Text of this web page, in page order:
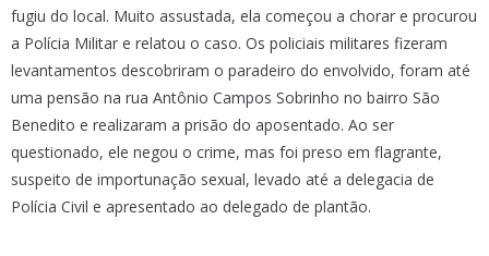
fugiu do local. Muito assustada, ela começou a chorar e procurou
a Polícia Militar e relatou o caso. Os policiais militares fizeram
levantamentos descobriram o paradeiro do envolvido, foram até
uma pensão na rua Antônio Campos Sobrinho no bairro São
Benedito e realizaram a prisão do aposentado. Ao ser
questionado, ele negou o crime, mas foi preso em flagrante,
suspeito de importunação sexual, levado até a delegacia de
Polícia Civil e apresentado ao delegado de plantão.